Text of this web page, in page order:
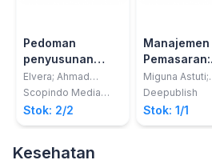
Pedoman
penyusunan
penulisan
proposal
penelitian dan
skripsi program
informasi
Elvera; Ahmad
Feriyansyah,
S.E.,M.Si; Kusnita
Yusmiarti, S.Kom.,
M.Kom; Heriansyah,
6 Lainnya]
Scopindo Media
Pustaka
Stok: 2/2
Manajemen
Pemasaran:
UMKM Dan
Digital Sosial
Media
Miguna Astuti;
Nurhafifah
Matondang
Deepublish
Stok: 1/1
Kesehatan